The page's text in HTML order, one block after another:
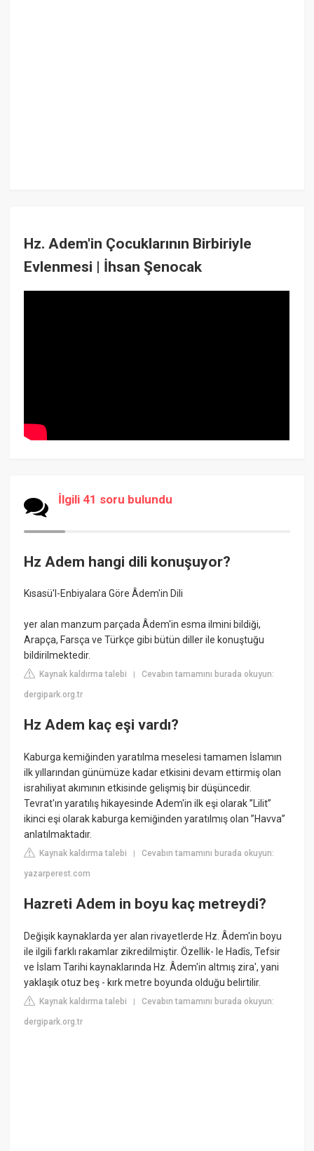
Hz. Adem'in Çocuklarının Birbiriyle
Evlenmesi | İhsan Şenocak
İlgili 41 soru bulundu
Hz Adem hangi dili konuşuyor?
Kısasü'l-Enbiyalara Göre Âdem'in Dili
yer alan manzum parçada Âdem'in esma ilmini bildiği,
Arapça, Farsça ve Türkçe gibi bütün diller ile konuştuğu
bildirilmektedir.
Kaynak kaldırma talebi |Cevabın tamamını burada okuyun:
dergipark.org.tr
Hz Adem kaç eşi vardı?
Kaburga kemiğinden yaratılma meselesi tamamen İslamın
ilk yıllarından günümüze kadar etkisini devam ettirmiş olan
israhiliyat akımının etkisinde gelişmiş bir düşüncedir.
Tevrat'ın yaratılış hikayesinde Adem'in ilk eşi olarak ”Lilit”
ikinci eşi olarak kaburga kemiğinden yaratılmış olan ”Havva”
anlatılmaktadır.
Kaynak kaldırma talebi |Cevabın tamamını burada okuyun:
yazarperest.com
Hazreti Adem in boyu kaç metreydi?
Değişik kaynaklarda yer alan rivayetlerde Hz. Âdem'in boyu
ile ilgili farklı rakamlar zikredilmiştir. Özellik- le Hadîs, Tefsir
ve İslam Tarihi kaynaklarında Hz. Âdem'in altmış zira', yani
yaklaşık otuz beş - kırk metre boyunda olduğu belirtilir.
Kaynak kaldırma talebi |Cevabın tamamını burada okuyun:
dergipark.org.tr